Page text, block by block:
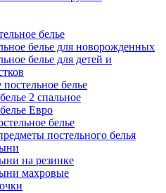
белье
белье для новорожденных
белье для детей и
постельное белье
2 спальное
Евро
белье
постельного белья
на резинке
махровые